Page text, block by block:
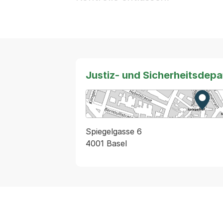
Justiz- und
Zur
Spiegelgasse 6
4001 Basel